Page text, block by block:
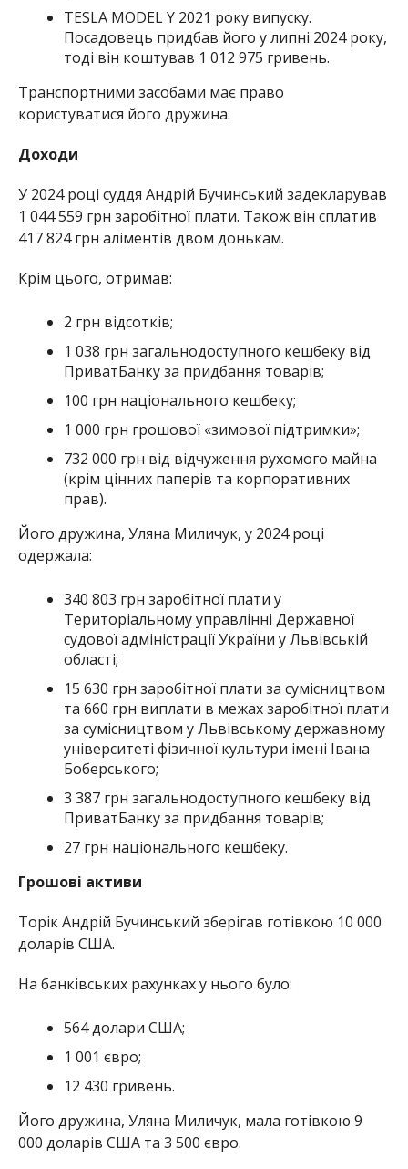
TESLA MODEL Y 2021 року випуску.
Посадовець придбав його у липні 2024 року,
тоді він коштував 1 012 975 гривень.
Транспортними засобами має право
користуватися його дружина.
Доходи
У 2024 році суддя Андрій Бучинський задекларував
1 044 559 грн заробітної плати. Також він сплатив
417 824 грн аліментів двом донькам.
Крім цього, отримав:
2 грн відсотків;
1 038 грн загальнодоступного кешбеку від
ПриватБанку за придбання товарів;
100 грн національного кешбеку;
1 000 грн грошової «зимової підтримки»;
732 000 грн від відчуження рухомого майна
(крім цінних паперів та корпоративних
прав).
Його дружина, Уляна Миличук, у 2024 році
одержала:
340 803 грн заробітної плати у
Територіальному управлінні Державної
судової адміністрації України у Львівській
області;
15 630 грн заробітної плати за сумісництвом
та 660 грн виплати в межах заробітної плати
за сумісництвом у Львівському державному
університеті фізичної культури імені Івана
Боберського;
3 387 грн загальнодоступного кешбеку від
ПриватБанку за придбання товарів;
27 грн національного кешбеку.
Грошові активи
Торік Андрій Бучинський зберігав готівкою 10 000
доларів США.
На банківських рахунках у нього було:
564 долари США;
1 001 євро;
12 430 гривень.
Його дружина, Уляна Миличук, мала готівкою 9
000 доларів США та 3 500 євро.